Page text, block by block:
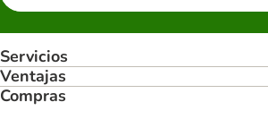
Servicios
Ventajas
Compras